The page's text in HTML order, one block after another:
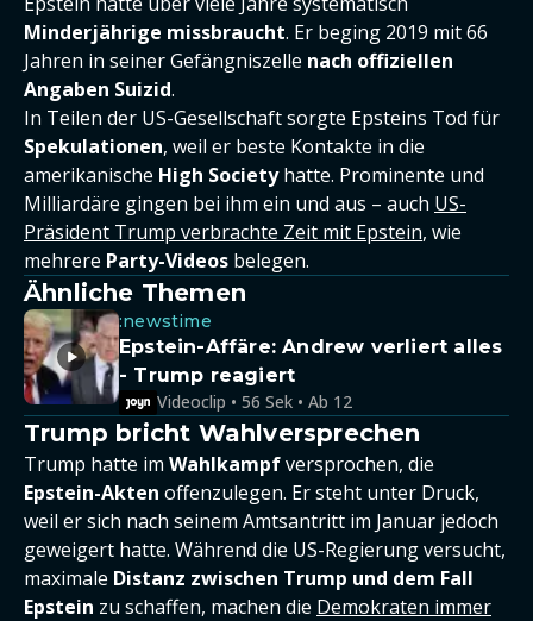
Minderjährige missbraucht. Er beging 2019 mit 66
Jahren in seiner Gefängniszelle nach offiziellen
Angaben Suizid.
In Teilen der US-Gesellschaft sorgte Epsteins Tod für
Spekulationen, weil er beste Kontakte in die
amerikanische High Societyhatte. Prominente und
Milliardäre gingen bei ihm ein und aus – auch US-
Präsident Trump verbrachte Zeit mit Epstein, wie
mehrere Party-Videos belegen.
Ähnliche Themen
:newstime
Epstein-Affäre: Andrew verliert alles
- Trump reagiert
Videoclip • 56 Sek • Ab 12
Trump bricht Wahlversprechen
Trump hatte im Wahlkampfversprochen, die
Epstein-Akten offenzulegen. Er steht unter Druck,
weil er sich nach seinem Amtsantritt im Januar jedoch
geweigert hatte. Während die US-Regierung versucht,
maximale Distanz zwischen Trump und dem Fall
Epstein zu schaffen, machen die Demokraten immer